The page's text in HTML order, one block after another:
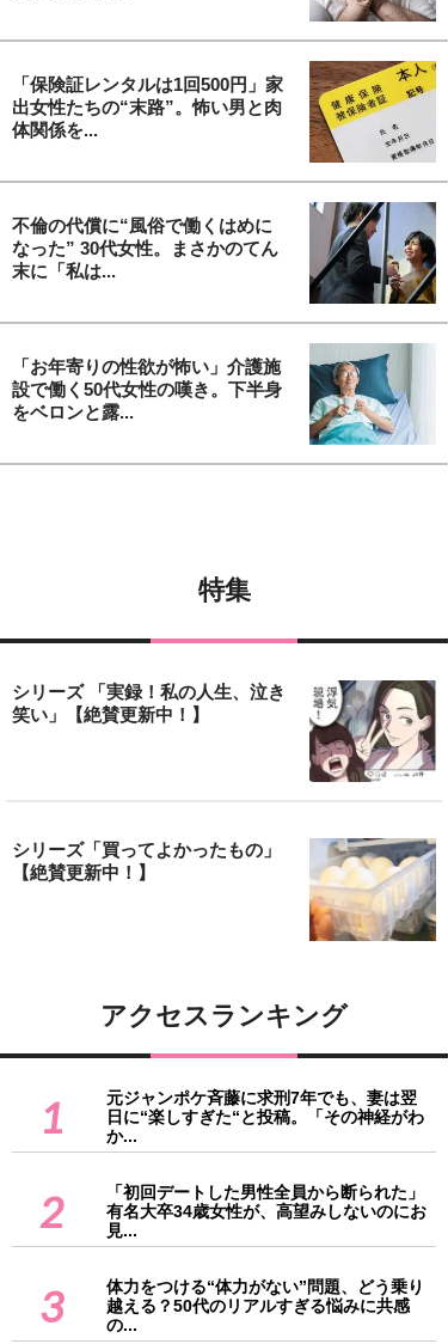
「保険証レンタルは1回500円」家
出女性たちの“末路”。怖い男と肉
体関係を...
不倫の代償に“風俗で働くはめに
なった” 30代女性。まさかのてん
末に「私は...
「お年寄りの性欲が怖い」介護施
設で働く50代女性の嘆き。下半身
をベロンと露...
特集
シリーズ 「実録！私の人生、泣き
笑い」【絶賛更新中！】
シリーズ「買ってよかったもの」
【絶賛更新中！】
アクセスランキング
1
元ジャンポケ斉藤に求刑7年でも、妻は翌
日に“楽しすぎた“と投稿。「その神経がわ
か...
2
「初回デートした男性全員から断られた」
有名大卒34歳女性が、高望みしないのにお
見...
3
体力をつける“体力がない”問題、どう乗り
越える？50代のリアルすぎる悩みに共感
の...